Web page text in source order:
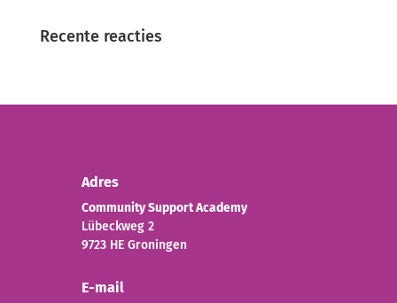
Recente reacties
Adres
Community Support Academy
Lübeckweg 2
9723 HE Groningen
E-mail